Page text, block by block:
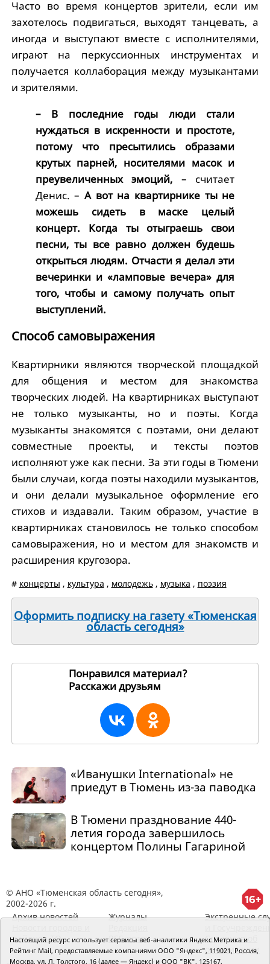
Часто во время концертов зрители, если им
захотелось подвигаться, выходят танцевать, а
иногда и выступают вместе с исполнителями,
играют на перкуссионных инструментах и
получается коллаборация между музыкантами
и зрителями.
– В последние годы люди стали
нуждаться в искренности и простоте,
потому что пресытились образами
крутых парней, носителями масок и
преувеличенных эмоций, – считает
Денис. – А вот на квартирнике ты не
можешь сидеть в маске целый
концерт. Когда ты отыграешь свои
песни, ты все равно должен будешь
открыться людям. Отчасти я делал эти
вечеринки и «ламповые вечера» для
того, чтобы и самому получать опыт
выступлений.
Способ самовыражения
Квартирники являются творческой площадкой
для общения и местом для знакомства
творческих людей. На квартирниках выступают
не только музыканты, но и поэты. Когда
музыканты знакомятся с поэтами, они делают
совместные проекты, и тексты поэтов
исполняют уже как песни. За эти годы в Тюмени
были случаи, когда поэты находили музыкантов,
и они делали музыкальное оформление его
стихов и издавали. Таким образом, участие в
квартирниках становилось не только способом
самовыражения, но и местом для знакомств и
расширения кругозора.
# концерты , культура , молодежь, музыка , поэзия
Оформить подписку на газету «Тюменская
область сегодня»
Понравился материал?
Расскажи друзьям
«Иванушки International» не
приедут в Тюмень из-за паводка
В Тюмени празднование 440-
летия города завершилось
концертом Полины Гагариной
© АНО «Тюменская область сегодня»,
2002-2026 г.
Архив новостей
районов ТО
Журналы
RSS поток
Экстренные
Сведения об
организации
Настоящий ресурс использует сервисы веб-аналитики Яндекс Метрика и
Рейтинг Mail, предоставляемые компаниями ООО "Яндекс", 119021, Россия,
Москва, ул. Л. Толстого, 16 (далее — Яндекс) и ООО "ВК", 125167,